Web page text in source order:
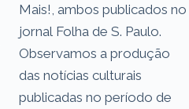
Mais!, ambos publicados no
jornal Folha de S. Paulo.
Observamos a produção
das notícias culturais
publicadas no período de